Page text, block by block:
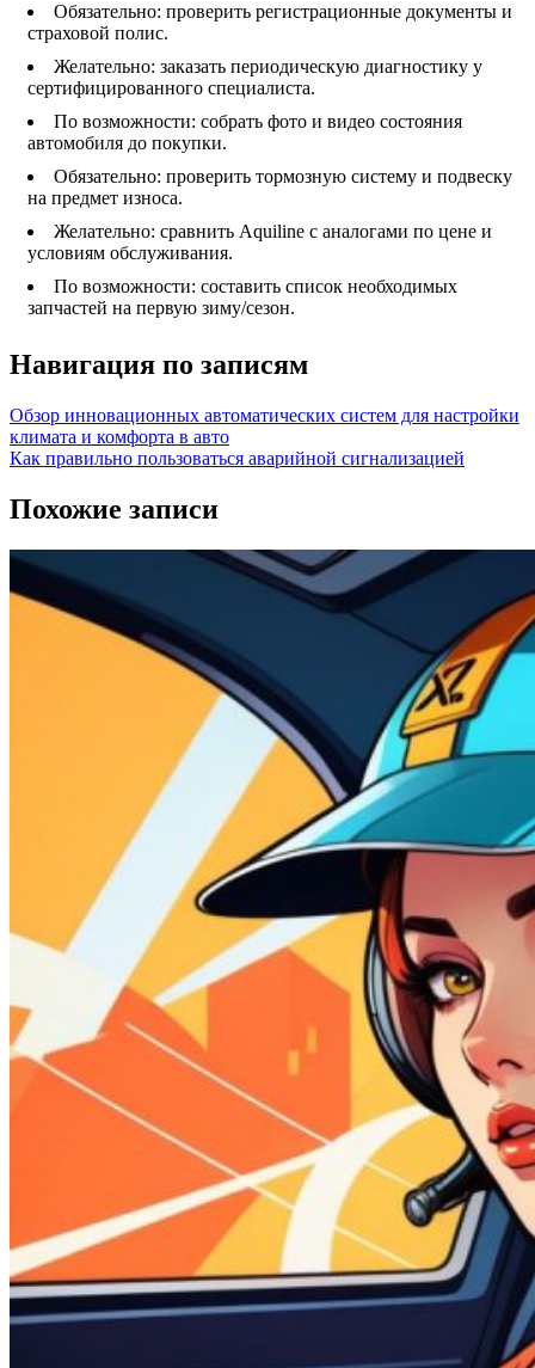
Обязательно: проверить регистрационные документы и
страховой полис.
Желательно: заказать периодическую диагностику у
сертифицированного специалиста.
По возможности: собрать фото и видео состояния
автомобиля до покупки.
Обязательно: проверить тормозную систему и подвеску
на предмет износа.
Желательно: сравнить Aquiline с аналогами по цене и
условиям обслуживания.
По возможности: составить список необходимых
запчастей на первую зиму/сезон.
Навигация по записям
Обзор инновационных автоматических систем для настройки
климата и комфорта в авто
Как правильно пользоваться аварийной сигнализацией
Похожие записи